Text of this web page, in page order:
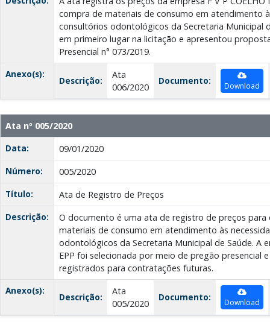
compra de materiais de consumo em atendimento
consultórios odontológicos da Secretaria Municipal
em primeiro lugar na licitação e apresentou
Presencial n° 073/2019.
Anexo(s):
Descrição:
Ata
006/2020
Documento: Download
Ata nº 005/2020
Data:
09/01/2020
Número:
005/2020
Título:
Ata de Registro de Preços
Descrição:
O documento é uma ata de registro de preços para
materiais de consumo em atendimento às
odontológicos da Secretaria Municipal de Saúde. A
EPP foi selecionada por meio de pregão presencial
registrados para contratações futuras.
Anexo(s):
Descrição:
Ata
005/2020
Documento: Download